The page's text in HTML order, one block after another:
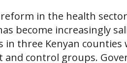
in the health
become increasingly
in three Kenyan
control groups.